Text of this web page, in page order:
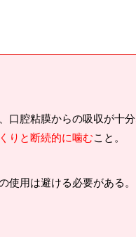
口腔粘膜からの吸収が十
りと断続的に噛むこと。
用は避ける必要がある。